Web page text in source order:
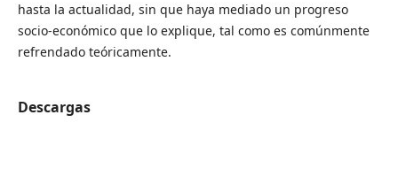
hasta la actualidad, sin que haya mediado un progreso
socio-económico que lo explique, tal como es comúnmente
refrendado teóricamente.
Descargas